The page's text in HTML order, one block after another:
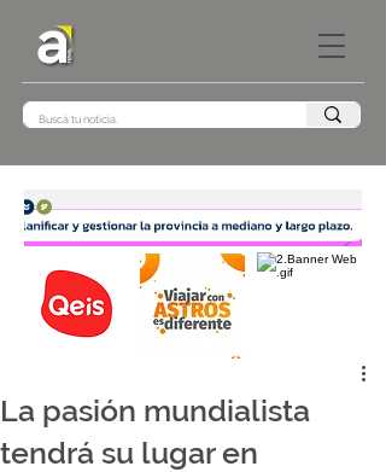
La pasión mundialista
tendrá su lugar en